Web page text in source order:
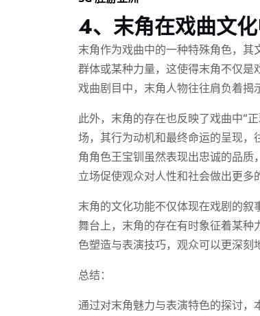
4、末角在戏曲文
末角作为戏曲中的一种特殊角色，
群体或某种力量，这使得末角不仅
戏曲剧目中，末角人物往往肩负着揭
此外，末角的存在也反映了戏曲中“
场，其行为动机和最终命运的呈现
角角色王宝钏虽然表现出忠诚的品
立场促使观众对人性和社会做出更多
末角的文化功能不仅体现在戏剧的
舞台上，末角的存在有时象征着某种
色塑造与表演技巧，观众可以更深刻
总结：
通过对末角魅力与表演特色的探讨